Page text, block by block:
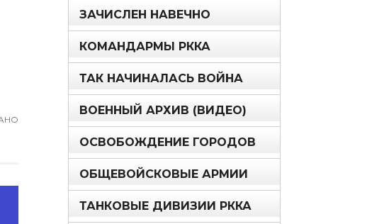
ЗАЧИСЛЕН НАВЕЧНО
КОМАНДАРМЫ РККА
ТАК НАЧИНАЛАСЬ ВОЙНА
ВОЕННЫЙ АРХИВ (ВИДЕО)
ОСВОБОЖДЕНИЕ ГОРОДОВ
ОБЩЕВОЙСКОВЫЕ АРМИИ
ТАНКОВЫЕ ДИВИЗИИ РККА